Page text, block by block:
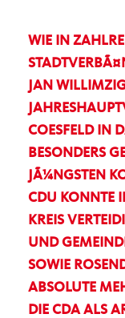
WIE IN
JAN
COESFELD IN
BESONDERS
JÃ¼NGSTEN
CDU KONNTE
KREIS
UND
SOWIE
ABSOLUTE
DIE CDA ALS